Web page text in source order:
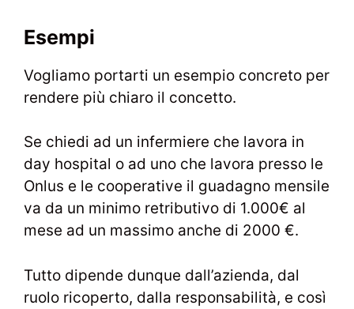
Esempi
Vogliamo portarti un esempio concreto per
rendere più chiaro il concetto.
Se chiedi ad un infermiere che lavora in
day hospital o ad uno che lavora presso le
Onlus e le cooperative il guadagno mensile
va da un minimo retributivo di 1.000€ al
mese ad un massimo anche di 2000 €.
Tutto dipende dunque dall’azienda, dal
ruolo ricoperto, dalla responsabilità, e così